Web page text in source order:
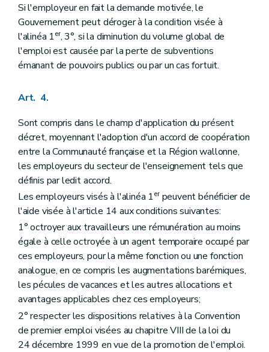
Si l'employeur en fait la demande motivée, le
Gouvernement peut déroger à la condition visée à
l'alinéa 1er, 3°, si la diminution du volume global de
l'emploi est causée par la perte de subventions
émanant de pouvoirs publics ou par un cas fortuit.
Art. 4.
Sont compris dans le champ d'application du présent
décret, moyennant l'adoption d'un accord de coopération
entre la Communauté française et la Région wallonne,
les employeurs du secteur de l'enseignement tels que
définis par ledit accord.
Les employeurs visés à l'alinéa 1erpeuvent bénéficier de
l'aide visée à l'article 14 aux conditions suivantes:
1° octroyer aux travailleurs une rémunération au moins
égale à celle octroyée à un agent temporaire occupé par
ces employeurs, pour la même fonction ou une fonction
analogue, en ce compris les augmentations barémiques,
les pécules de vacances et les autres allocations et
avantages applicables chez ces employeurs;
2° respecter les dispositions relatives à la Convention
de premier emploi visées au chapitre VIII de la loi du
24 décembre 1999 en vue de la promotion de l'emploi.